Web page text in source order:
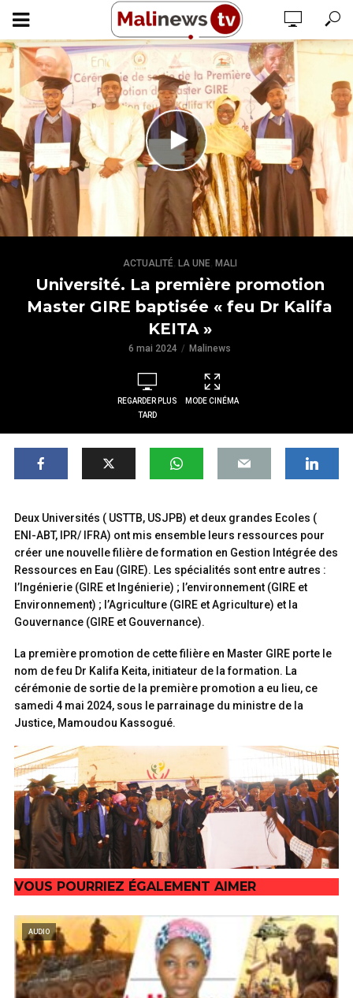
ACTUALITÉ, LA UNE, MALI
Université. La première promotion
Master GIRE baptisée « feu Dr Kalifa
KEITA »
6 mai 2024 Malinews
REGARDER PLUS
TARD
MODE CINÉMA
Deux Universités ( USTTB, USJPB) et deux grandes Ecoles (
ENI-ABT, IPR/ IFRA) ont mis ensemble leurs ressources pour
créer une nouvelle filière de formation en Gestion Intégrée des
Ressources en Eau (GIRE). Les spécialités sont entre autres :
l’Ingénierie (GIRE et Ingénierie) ; l’environnement (GIRE et
Environnement) ; l’Agriculture (GIRE et Agriculture) et la
Gouvernance (GIRE et Gouvernance).
La première promotion de cette filière en Master GIRE porte le
nom de feu Dr Kalifa Keita, initiateur de la formation. La
cérémonie de sortie de la première promotion a eu lieu, ce
samedi 4 mai 2024, sous le parrainage du ministre de la
Justice, Mamoudou Kassogué.
VOUS POURRIEZ ÉGALEMENT AIMER
AUDIO